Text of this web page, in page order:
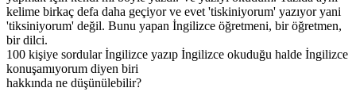
kelime birkaç defa daha geçiyor ve evet 'tiskiniyorum' yazıyor yani
'tiksiniyorum' değil. Bunu yapan İngilizce öğretmeni, bir öğretmen,
bir dilci.
100 kişiye sordular İngilizce yazıp İngilizce okuduğu halde İngilizce
konuşamıyorum diyen biri
hakkında ne düşünülebilir?